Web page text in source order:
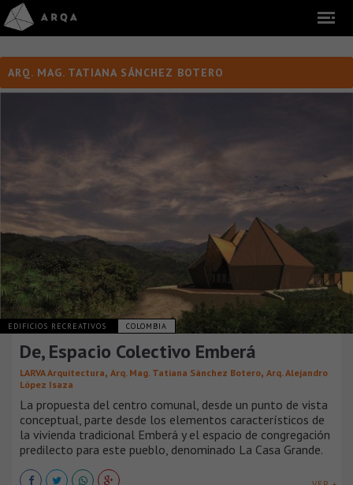
ARQ. MAG. TATIANA SÁNCHEZ BOTERO
EDIFICIOS RECREATIVOS COLOMBIA
De, Espacio Colectivo Emberá
LARVA Arquitectura, Arq. Mag. Tatiana Sánchez Botero, Arq. Alejandro
López Isaza
La propuesta del centro comunal, desde un punto de vista
conceptual, parte desde los elementos característicos de
la vivienda tradicional Emberá y el espacio de congregación
predilecto para este pueblo, denominado La Casa Grande.